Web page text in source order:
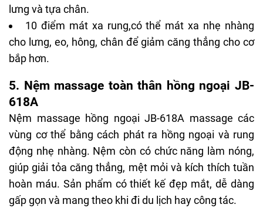
lưng và tựa chân.
10 điểm mát xa rung,có thể mát xa nhẹ nhàng
cho lưng, eo, hông, chân để giảm căng thẳng cho cơ
bắp hơn.
5. Nệm massage toàn thân hồng ngoại JB-
618A
Nệm massage hồng ngoại JB-618A massage các
vùng cơ thể bằng cách phát ra hồng ngoại và rung
động nhẹ nhàng. Nệm còn có chức năng làm nóng,
giúp giải tỏa căng thẳng, mệt mỏi và kích thích tuần
hoàn máu. Sản phẩm có thiết kế đẹp mắt, dễ dàng
gấp gọn và mang theo khi đi du lịch hay công tác.